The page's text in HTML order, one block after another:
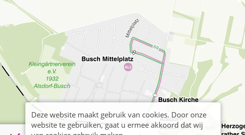
Deze website maakt gebruik van cookies. Door onze
website te gebruiken, gaat u ermee akkoord dat wij